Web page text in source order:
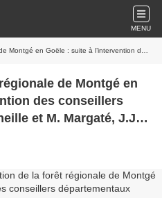
MENU
conseillers départementaux B.Corneille et M. Margaté, J.J. Barbaux va devoir revoir sa copie !
de Montgé en
des conseillers
et M. Margaté, J.J.
sa copie !